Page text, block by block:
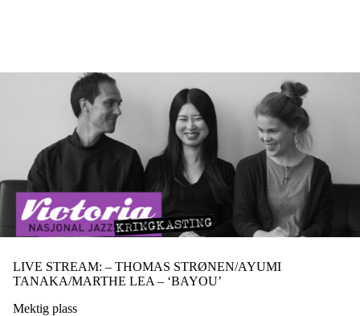
LIVE STREAM: – THOMAS STRØNEN/AYUMI
TANAKA/MARTHE LEA – ‘BAYOU’
Mektig plass